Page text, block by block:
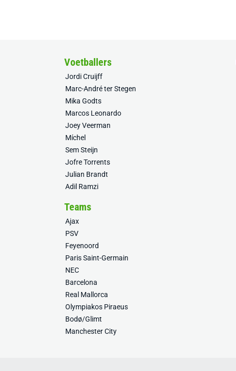
Voetballers
Jordi Cruijff
Marc-André ter Stegen
Mika Godts
Marcos Leonardo
Joey Veerman
Míchel
Sem Steijn
Jofre Torrents
Julian Brandt
Adil Ramzi
Teams
Ajax
PSV
Feyenoord
Paris Saint-Germain
NEC
Barcelona
Real Mallorca
Olympiakos Piraeus
Bodø/Glimt
Manchester City